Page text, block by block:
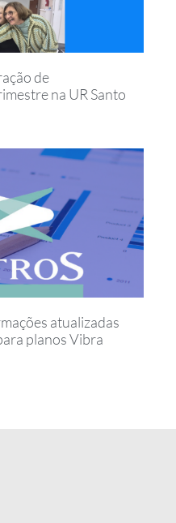
de
na UR Santo
atualizadas
planos Vibra